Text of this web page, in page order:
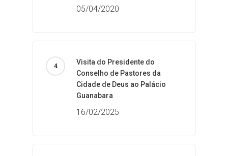
05/04/2020
Visita do Presidente do
Conselho de Pastores da
Cidade de Deus ao Palácio
Guanabara
16/02/2025